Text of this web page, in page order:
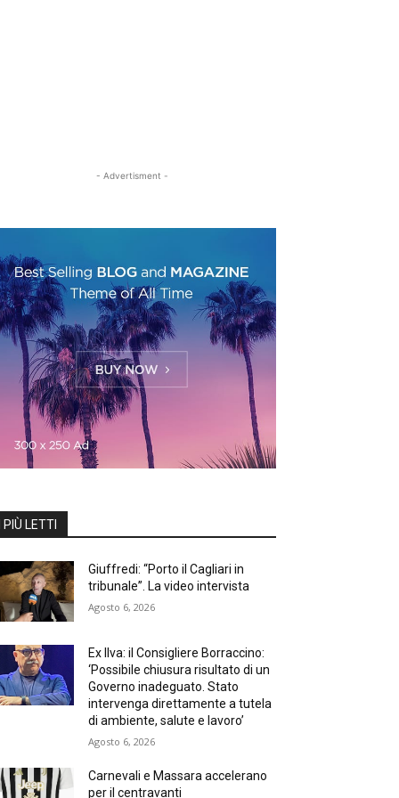
- Advertisment -
PIÙ LETTI
Giuffredi: “Porto il Cagliari in
tribunale”. La video intervista
Agosto 6, 2026
Ex Ilva: il Consigliere Borraccino:
‘Possibile chiusura risultato di un
Governo inadeguato. Stato
intervenga direttamente a tutela
di ambiente, salute e lavoro’
Agosto 6, 2026
Carnevali e Massara accelerano
per il centravanti